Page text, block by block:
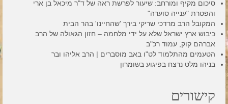
סיכום מקיף ומורחב: שיעור לפרשת ראה של ד"ר מיכאל בן ארי
והפטרת "ענייה סוערה"
המקובל הרב מרדכי שריקי בירך 'שהחיינו' בהר הבית
כיבוש ארץ ישראל שלא על ידי מלחמה – חזון הגאולה של הרב
אברהם קוק, עמוד רכ"ב
הטעמים מהתלמוד לט"ו באב מוסברים | הרב אליהו ובר
בניהו מלט נרצח בפיגוע בשומרון
קישורים